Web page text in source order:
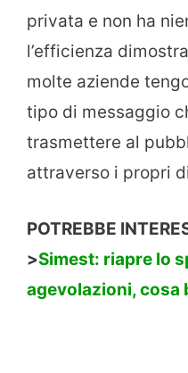
privata e non ha
l’efficienza
molte aziende
tipo di messaggio
trasmettere al
attraverso i propri
POTREBBE
>Simest: riapre lo
agevolazioni, cosa